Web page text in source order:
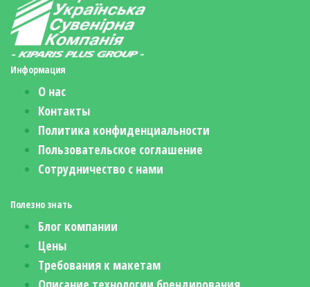
Информация
О нас
Контакты
Политика конфиденциальности
Пользовательское соглашение
Сотрудничество с нами
Полезно знать
Блог компании
Цены
Требования к макетам